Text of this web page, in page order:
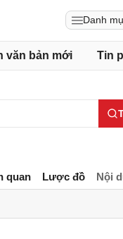
Danh
văn bản mới Tin
quan Lược đồ Nội